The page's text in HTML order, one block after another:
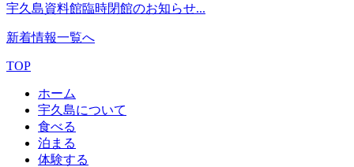
宇久島資料館臨時閉館のお知らせ...
新着情報一覧へ
TOP
ホーム
宇久島について
食べる
泊まる
体験する